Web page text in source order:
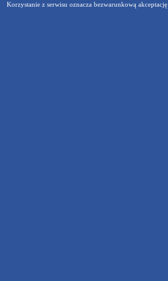
Korzystanie z serwisu oznacza bezwarunkową akceptację